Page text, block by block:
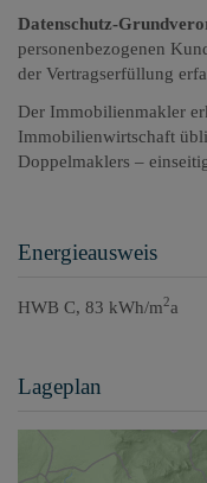
Datenschutz-
personenbezogenen
der Vertragserfüllung
Der Immobilienmakler
Immobilienwirtschaft
Doppelmaklers –
Energieausweis
HWB C, 83 kWh/m2a
Lageplan